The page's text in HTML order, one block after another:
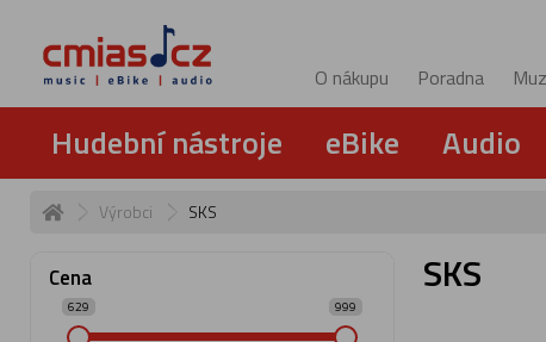
O nákupu Poradna
Hudební nástroje eBike Audio
Výrobci SKS
Cena
629 999
SKS